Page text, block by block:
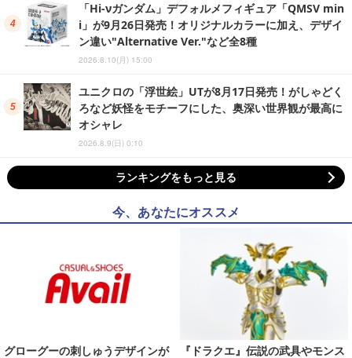
「Hi-νガンダム」デフォルメフィギュア「QMSV min
i」が9月26日発売！オリジナルカラーに加え、デザイ
ン違い"Alternative Ver."など全8種
2026.8.10(月) 15:00
ユニクロの「浮世絵」UTが8月17日発売！がしゃどく
ろなど妖怪をモチーフにした、奥深い世界観が最高に
オシャレ
2026.8.9(日) 0:10
ランキングをもっと見る
今、あなたにオススメ
グローグーの刺しゅうデザインが
『ドラクエ』伝説の武具やモンス